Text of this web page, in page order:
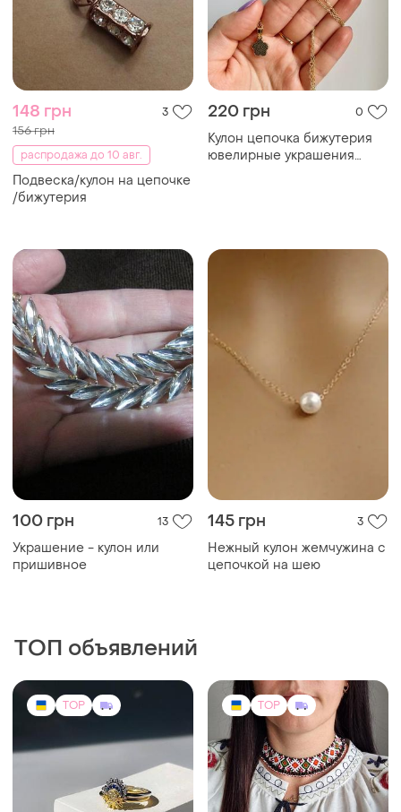
148 грн 3
156 грн
распродажа до 10 авг.
Подвеска/кулон на цепочке
/бижутерия
220 грн 0
Кулон цепочка бижутерия
ювелирные украшения
100 грн 13
Украшение - кулон или
пришивное
145 грн 3
Нежный кулон жемчужина с
цепочкой на шею
ТОП объявлений
TOP TOP